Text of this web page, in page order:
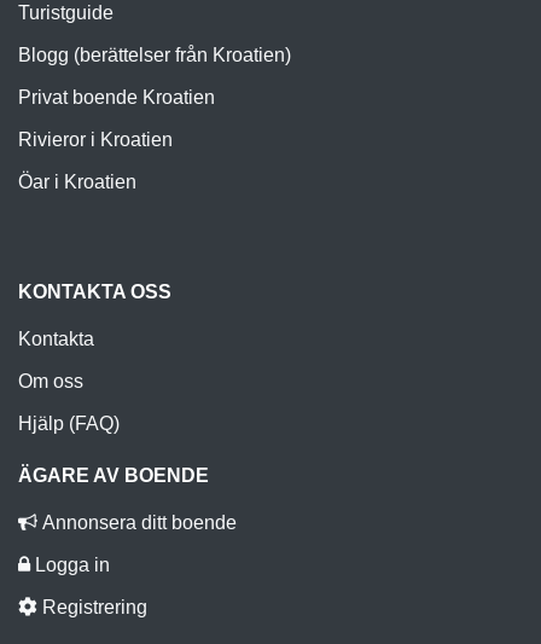
Turistguide
Blogg (berättelser från Kroatien)
Privat boende Kroatien
Rivieror i Kroatien
Öar i Kroatien
KONTAKTA OSS
Kontakta
Om oss
Hjälp (FAQ)
ÄGARE AV BOENDE
Annonsera ditt boende
Logga in
Registrering